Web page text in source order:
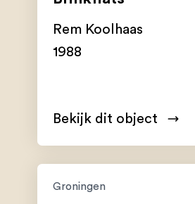
Rem Koolhaas
1988
Bekijk dit object
Groningen